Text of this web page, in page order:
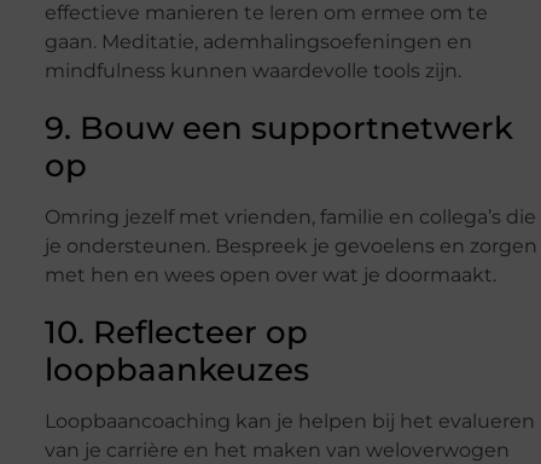
effectieve manieren te leren om ermee om te
gaan. Meditatie, ademhalingsoefeningen en
mindfulness kunnen waardevolle tools zijn.
9. Bouw een supportnetwerk
op
Omring jezelf met vrienden, familie en collega’s die
je ondersteunen. Bespreek je gevoelens en zorgen
met hen en wees open over wat je doormaakt.
10. Reflecteer op
loopbaankeuzes
Loopbaancoaching kan je helpen bij het evalueren
van je carrière en het maken van weloverwogen